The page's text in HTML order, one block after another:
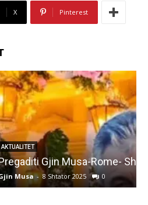
X Pinterest
Shtator 2025
0